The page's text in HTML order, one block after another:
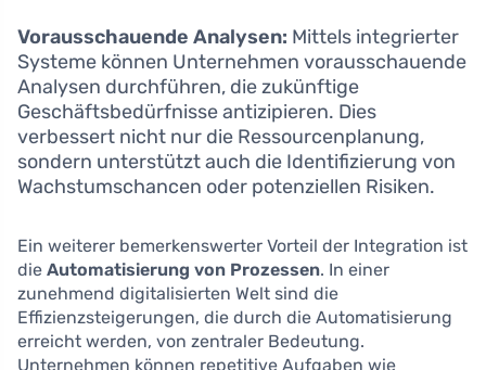
Vorausschauende Analysen: Mittels integrierter
Systeme können Unternehmen vorausschauende
Analysen durchführen, die zukünftige
Geschäftsbedürfnisse antizipieren. Dies
verbessert nicht nur die Ressourcenplanung,
sondern unterstützt auch die Identifizierung von
Wachstumschancen oder potenziellen Risiken.
Ein weiterer bemerkenswerter Vorteil der Integration ist
die Automatisierung von Prozessen. In einer
zunehmend digitalisierten Welt sind die
Effizienzsteigerungen, die durch die Automatisierung
erreicht werden, von zentraler Bedeutung.
Unternehmen können repetitive Aufgaben wie